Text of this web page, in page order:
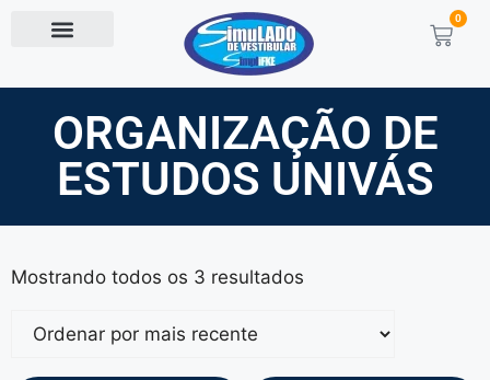
0
ORGANIZAÇÃO DE
ESTUDOS UNIVÁS
Mostrando todos os 3 resultados